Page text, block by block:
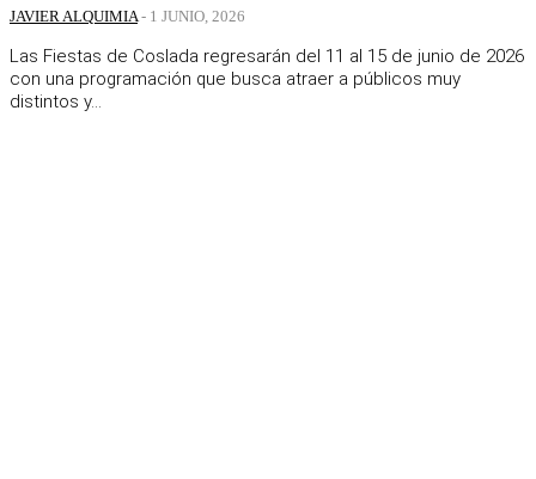
JAVIER ALQUIMIA - 1 JUNIO, 2026
Las Fiestas de Coslada regresarán del 11 al 15 de junio de 2026
con una programación que busca atraer a públicos muy
distintos y...